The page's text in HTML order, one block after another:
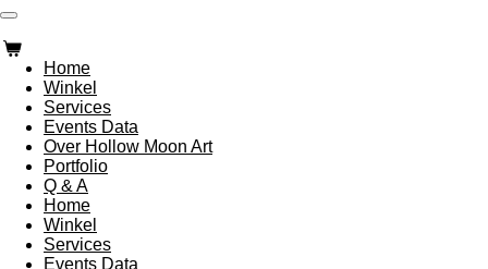
Ga
direct
naar
de
hoofdinhoud
Home
Winkel
Services
Events Data
Over Hollow Moon Art
Portfolio
Q & A
Home
Winkel
Services
Events Data